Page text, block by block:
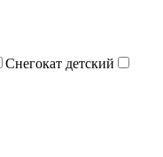
Снегокат детский